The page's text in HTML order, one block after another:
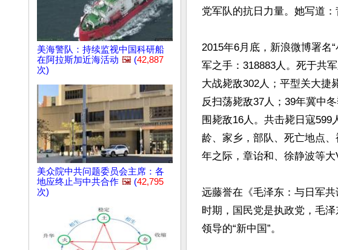
美海警队：持续监视中国科研船
在阿拉斯加近海活动 🖼️ (42,887
次)
美众院中共问题委员会主席：各
地应终止与中共合作 🖼️ (42,795
次)
党军队的抗日力量。她写道
2015年6月底，新浪微博署名
军之手：318883人。死于共
大战毙敌302人；平型关大捷
反扫荡毙敌37人；39年冀中
围毙敌16人。共击毙日寇
龄、家乡，部队、死亡地点
年之际，章诒和、徐静波等大
远藤誉在《毛泽东：与日军
时期，国民党是执政党，毛
领导的“新中国”。